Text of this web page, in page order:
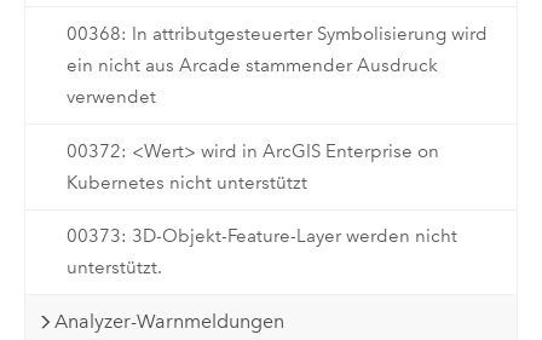
00368: In attributgesteuerter Symbolisierung wird
ein nicht aus Arcade stammender Ausdruck
verwendet
00372: <Wert> wird in ArcGIS Enterprise on
Kubernetes nicht unterstützt
00373: 3D-Objekt-Feature-Layer werden nicht
unterstützt.
Analyzer-Warnmeldungen